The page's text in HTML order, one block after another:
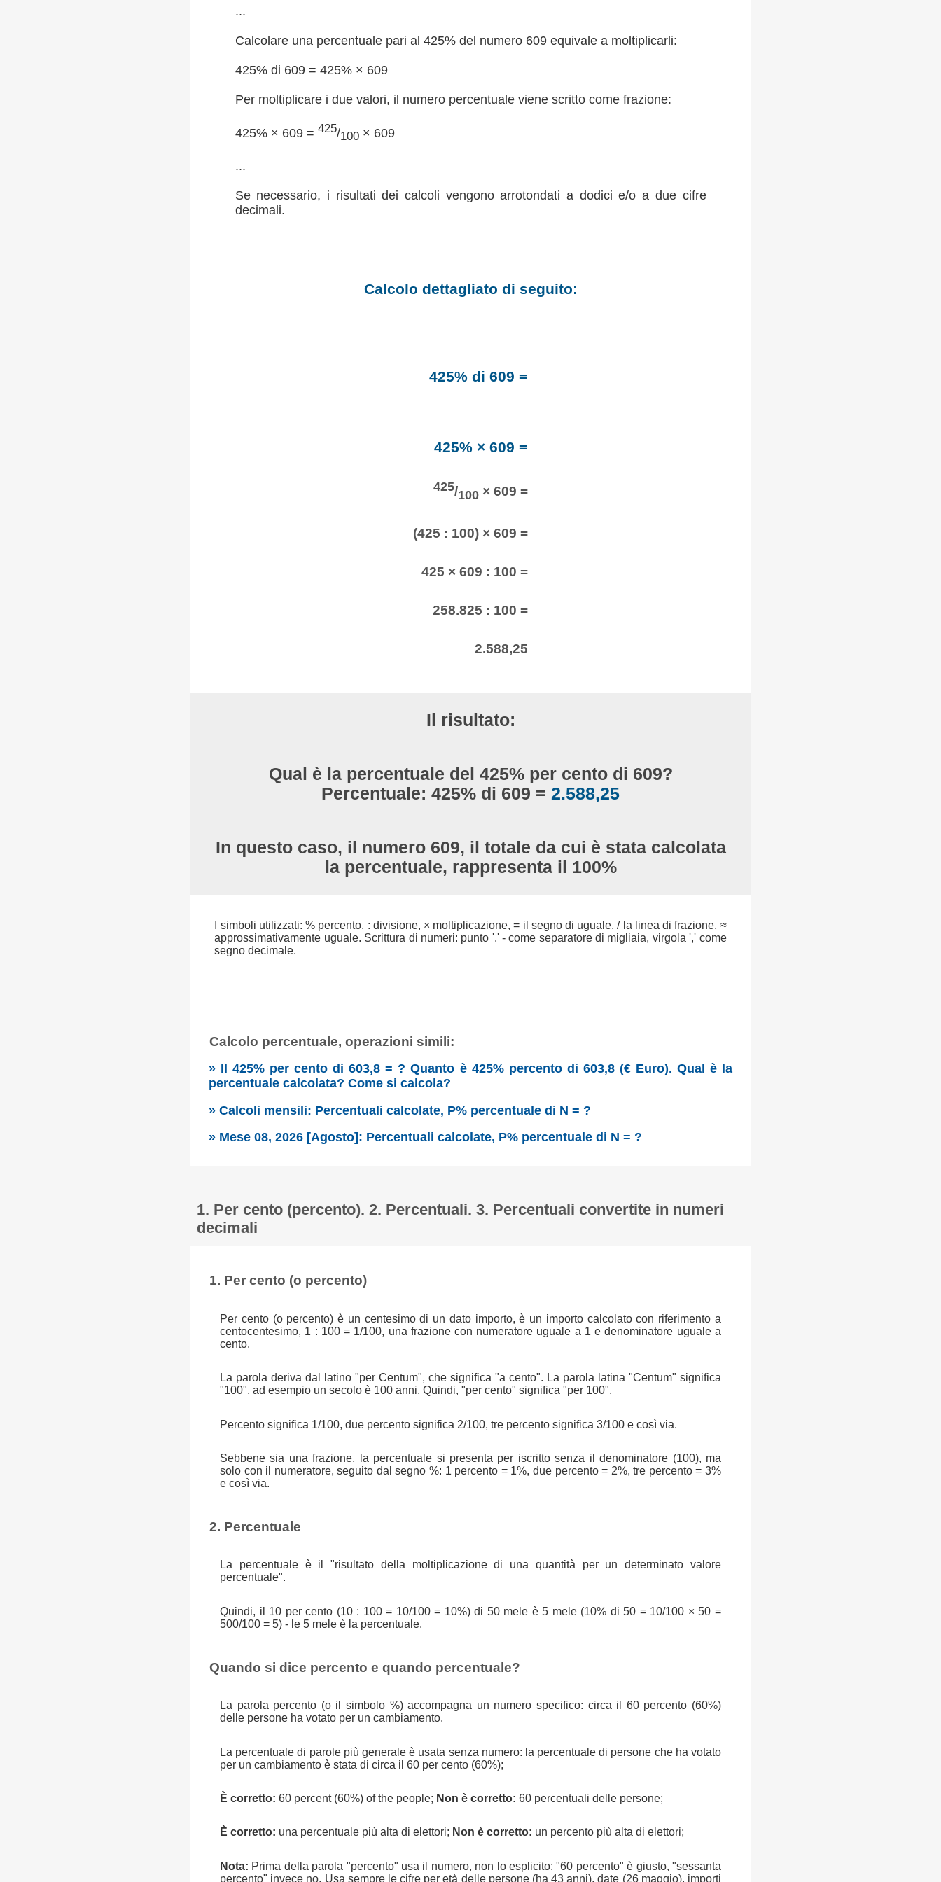
...
Calcolare una percentuale pari al 425% del numero 609 equivale a moltiplicarli:
425% di 609 = 425% × 609
Per moltiplicare i due valori, il numero percentuale viene scritto come frazione:
425% × 609 = 425/100× 609
...
Se necessario, i risultati dei calcoli vengono arrotondati a dodici e/o a due cifre
decimali.
Calcolo dettagliato di seguito:
425% di 609 =
425% × 609 =
425/100 × 609 =
(425 : 100) × 609 =
425 × 609 : 100 =
258.825 : 100 =
2.588,25
Il risultato:
Qual è la percentuale del 425% per cento di 609?
Percentuale: 425% di 609 = 2.588,25
In questo caso, il numero 609, il totale da cui è stata calcolata
la percentuale, rappresenta il 100%
I simboli utilizzati: % percento, : divisione, × moltiplicazione, = il segno di uguale, / la linea di frazione, ≈
approssimativamente uguale. Scrittura di numeri: punto '.' - come separatore di migliaia, virgola ',' come
segno decimale.
Calcolo percentuale, operazioni simili:
» Il 425% per cento di 603,8 = ? Quanto è 425% percento di 603,8 (€ Euro). Qual è la
percentuale calcolata? Come si calcola?
» Calcoli mensili: Percentuali calcolate, P% percentuale di N = ?
» Mese 08, 2026 [Agosto]: Percentuali calcolate, P% percentuale di N = ?
1. Per cento (percento). 2. Percentuali. 3. Percentuali convertite in numeri
decimali
1. Per cento (o percento)
Per cento (o percento) è un centesimo di un dato importo, è un importo calcolato con riferimento a
centocentesimo, 1 : 100 = 1/100, una frazione con numeratore uguale a 1 e denominatore uguale a
cento.
La parola deriva dal latino "per Centum", che significa "a cento". La parola latina "Centum" significa
"100", ad esempio un secolo è 100 anni. Quindi, "per cento" significa "per 100".
Percento significa 1/100, due percento significa 2/100, tre percento significa 3/100 e così via.
Sebbene sia una frazione, la percentuale si presenta per iscritto senza il denominatore (100), ma
solo con il numeratore, seguito dal segno %: 1 percento = 1%, due percento = 2%, tre percento = 3%
e così via.
2. Percentuale
La percentuale è il "risultato della moltiplicazione di una quantità per un determinato valore
percentuale".
Quindi, il 10 per cento (10 : 100 = 10/100 = 10%) di 50 mele è 5 mele (10% di 50 = 10/100 × 50 =
500/100 = 5) - le 5 mele è la percentuale.
Quando si dice percento e quando percentuale?
La parola percento (o il simbolo %) accompagna un numero specifico: circa il 60 percento (60%)
delle persone ha votato per un cambiamento.
La percentuale di parole più generale è usata senza numero: la percentuale di persone che ha votato
per un cambiamento è stata di circa il 60 per cento (60%);
È corretto: 60 percent (60%) of the people; Non è corretto: 60 percentuali delle persone;
È corretto: una percentuale più alta di elettori; Non è corretto: un percento più alta di elettori;
Nota: Prima della parola "percento" usa il numero, non lo esplicito: "60 percento" è giusto, "sessanta
percento" invece no. Usa sempre le cifre per età delle persone (ha 43 anni), date (26 maggio), importi